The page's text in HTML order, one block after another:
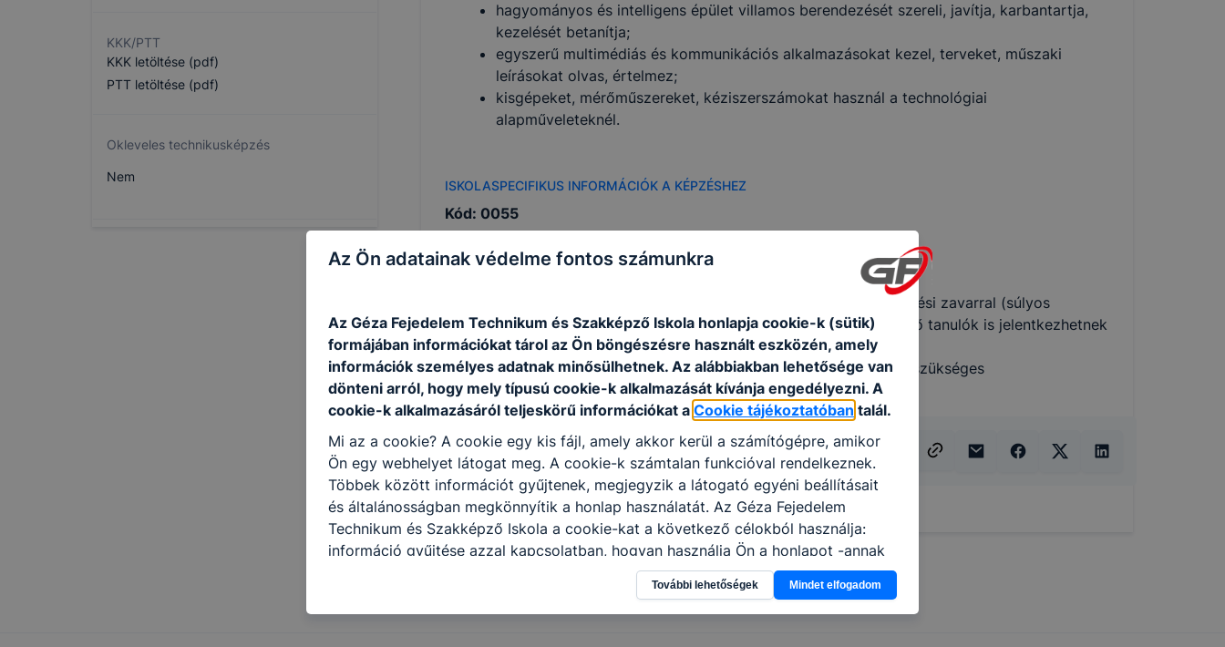
KKK/PTT
KKK letöltése (pdf)
PTT letöltése (pdf)
Okleveles technikusképzés
Nem
hagyományos és intelligens épület villamos berendezését szereli, javítja, karbantartja,
kezelését betanítja;
egyszerű multimédiás és kommunikációs alkalmazásokat kezel, terveket, műszaki
leírásokat olvas, értelmez;
kisgépeket, mérőműszereket, kéziszerszámokat használ a technológiai
alapműveleteknél.
ISKOLASPECIFIKUS INFORMÁCIÓK A KÉPZÉSHEZ
Kód: 0055
Az első idegen nyelv a következő(k egyike): angol, német
A tanulmányi területre beszédfogyatékos, egyéb pszichés fejlődési zavarral (súlyos
tanulási, figyelem- vagy magatartásszabályozási zavarral) küzdő tanulók is jelentkezhetnek
Felvétel a tanulmányi eredmények alapján
Egészségügyi alkalmassági követelményeknek való megfelelés szükséges
Megosztás
Az Ön adatainak védelme fontos számunkra
Az Géza Fejedelem Technikum és Szakképző Iskola honlapja cookie-k (sütik)
formájában információkat tárol az Ön böngészésre használt eszközén, amely
információk személyes adatnak minősülhetnek. Az alábbiakban lehetősége van
dönteni arról, hogy mely típusú cookie-k alkalmazását kívánja engedélyezni. A
cookie-k alkalmazásáról teljeskörű információkat a Cookie tájékoztatóban talál.
Mi az a cookie? A cookie egy kis fájl, amely akkor kerül a számítógépre, amikor
Ön egy webhelyet látogat meg. A cookie-k számtalan funkcióval rendelkeznek.
Többek között információt gyűjtenek, megjegyzik a látogató egyéni beállításait
és általánosságban megkönnyítik a honlap használatát. Az Géza Fejedelem
Technikum és Szakképző Iskola a cookie-kat a következő célokból használja:
információ gyűjtése azzal kapcsolatban, hogyan használja Ön a honlapot -annak
felmérésével, hogy a honlap melyik részeit látogatja, vagy használja leginkább,
így megtudhatjuk, hogyan biztosítsunk Önnek még jobb felhasználói élményt, ha
ismét meglátogatja oldalunkat, honlap fejlesztése. Hogyan ellenőrizheti és hogyan
További lehetőségek Mindet elfogadom